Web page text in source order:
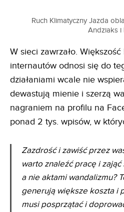
Ruch Klimatyczny Jazda
Andziaks i
W sieci zawrzało.
internautów odnosi się do
działaniami wcale nie
dewastują mienie i szerzą
nagraniem na profilu na
ponad 2 tys. wpisów, w
Zazdrość i zawiść przez
warto znaleźć pracę i
a nie aktami wandalizmu?
generują większe koszta i
musi posprzątać i